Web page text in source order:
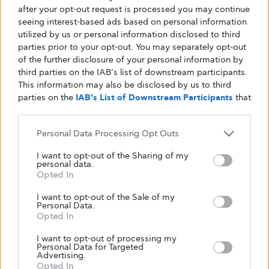
after your opt-out request is processed you may continue
seeing interest-based ads based on personal information
utilized by us or personal information disclosed to third
parties prior to your opt-out. You may separately opt-out
of the further disclosure of your personal information by
third parties on the IAB’s list of downstream participants.
This information may also be disclosed by us to third
parties on the IAB’s List of Downstream Participants that
Personal Data Processing Opt Outs
I want to opt-out of the Sharing of my
personal data.
Opted In
I want to opt-out of the Sale of my
Personal Data.
Opted In
I want to opt-out of processing my
Personal Data for Targeted
Advertising.
Opted In
11
Λάχανο
Ορισμένα θρεπτικά συστατικά που βρίσκονται
στο λάχανο και άλλα σταυρανθή λαχανικά
μπορεί να βοηθήσουν στην πρόληψη
ορισμένων καρκίνων. Σε αυτό το σημείο, μια
ποσοστόκαρκίνου του μαστούμεταξύ των
ατόμων στις ΗΠΑ από την Πολωνία που
έτρωγαν τακτικά λάχανο και ξινολάχανο όταν
μεγάλωναν σε σύγκριση με Αμερικανούς που
δεν έτρωγαν αυτά τα τρόφιμα τακτικά όταν
ήταν νεότερα.